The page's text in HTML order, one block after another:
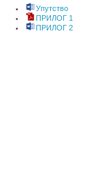
Упутство
ПРИЛОГ 1
ПРИЛОГ 2